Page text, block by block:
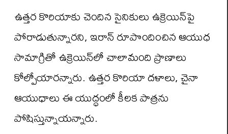
ఉత్తర కొరియాకు చెందిన సైనికులు ఉక్రెయిన్‌పై
పోరాడుతున్నారని, ఇరాన్ రూపొందించిన ఆయుధ
సామాగ్రితో ఉక్రెయిన్‌లో చాలామంది ప్రాణాలు
కోల్పోయారన్నారు. ఉత్తర కొరియా దళాలు, చైనా
ఆయుధాలు ఈ యుద్ధంలో కీలక పాత్రను
పోషిస్తున్నాయన్నారు.